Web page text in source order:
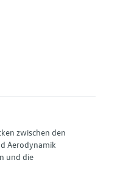
zwischen den
Aerodynamik
und die